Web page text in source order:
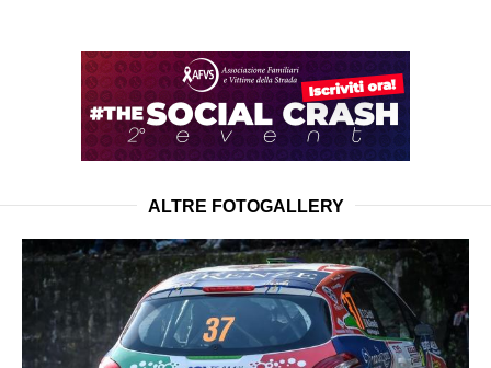
ALTRE FOTOGALLERY